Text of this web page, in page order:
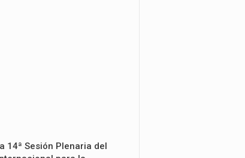
14ª Sesión Plenaria del